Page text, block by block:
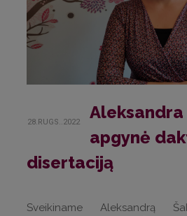
28.RUGS..2022
Aleksandra
apgynė
disertaciją
Sveikiname Aleksandrą